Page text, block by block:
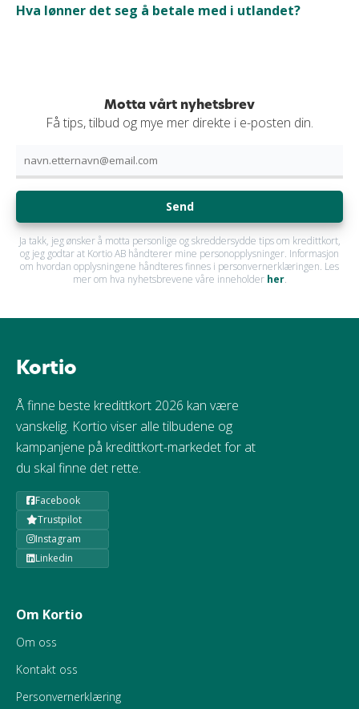
Hva lønner det seg å betale med i utlandet?
Motta vårt nyhetsbrev
Få tips, tilbud og mye mer direkte i e-posten din.
Send
Ja takk, jeg ønsker å motta personlige og skreddersydde tips om kredittkort,
og jeg godtar at Kortio AB håndterer mine personopplysninger. Informasjon
om hvordan opplysningene håndteres finnes i personvernerklæringen. Les
mer om hva nyhetsbrevene våre inneholder her.
Kortio
Å finne beste kredittkort 2026 kan være
vanskelig. Kortio viser alle tilbudene og
kampanjene på kredittkort-markedet for at
du skal finne det rette.
Facebook
Trustpilot
Instagram
Linkedin
Om Kortio
Om oss
Kontakt oss
Personvernerklæring